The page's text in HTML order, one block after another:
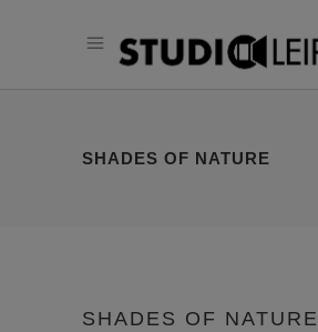
SHADES OF NATURE
SHADES OF NATURE